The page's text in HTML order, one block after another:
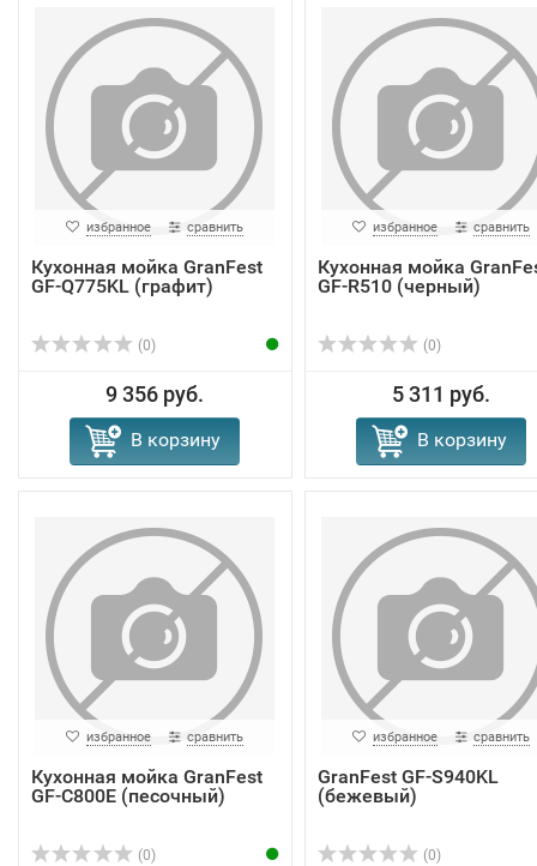
избранное сравнить
Кухонная мойка GranFest
GF-Q775KL (графит)
(0)
9 356 руб.
В корзину
избранное сравнить
Кухонная мойка
GF-R510 (черный)
(0)
5 311 руб.
В корзину
избранное сравнить
Кухонная мойка GranFest
GF-C800E (песочный)
(0)
избранное сравнить
GranFest GF-S940KL
(бежевый)
(0)